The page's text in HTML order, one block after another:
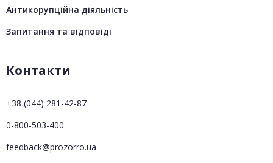
Антикорупційна діяльність
Запитання та відповіді
Контакти
+38 (044) 281-42-87
0-800-503-400
feedback@prozorro.ua